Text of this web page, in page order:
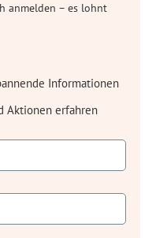
anmelden – es lohnt
Informationen
Aktionen erfahren